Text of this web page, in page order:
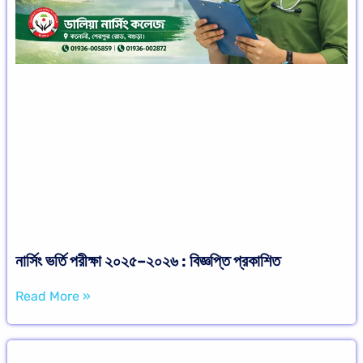
নার্সিং ভর্তি পরীক্ষা ২০২৫–২০২৬ : বিজ্ঞপ্তি প্রকাশিত
Read More »